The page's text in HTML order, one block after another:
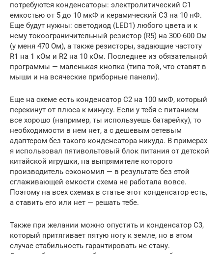
потребуются конденсаторы: электролитический C1
емкостью от 5 до 10 мкФ и керамический C3 на 10 нФ.
Еще будут нужны: светодиод (LED1) любого цвета и к
нему токоограничительный резистор (R5) на 300-600 Ом
(у меня 470 Ом), а также резисторы, задающие частоту
R1 на 1 кОм и R2 на 10 кОм. Последнее из обязательной
программы — маленькая кнопка (типа той, что ставят в
мыши и на всяческие приборные панели).
Еще на схеме есть конденсатор C2 на 100 мкФ, который
перекинут от плюса к минусу. Если у тебя с питанием
все хорошо (например, ты используешь батарейку), то
необходимости в нем нет, а с дешевым сетевым
адаптером без такого конденсатора никуда. В примерах
я использовал пятивольтовый блок питания от детской
китайской игрушки, на выпрямителе которого
производитель сэкономил — в результате без этой
сглаживающей емкости схема не работала вовсе.
Поэтому на всех схемах в статье этот конденсатор есть,
а ставить его или нет — решать тебе.
Также при желании можно опустить и конденсатор C3,
который притягивает пятую ногу к земле, но в этом
случае стабильность гарантировать не стану.